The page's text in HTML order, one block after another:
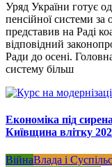
Уряд України готує
пенсійної системи за
представив на Раді
відповідний
Ради до осені.
систему більш
Економіка під
Київщина влітку
ВійнаВлада і